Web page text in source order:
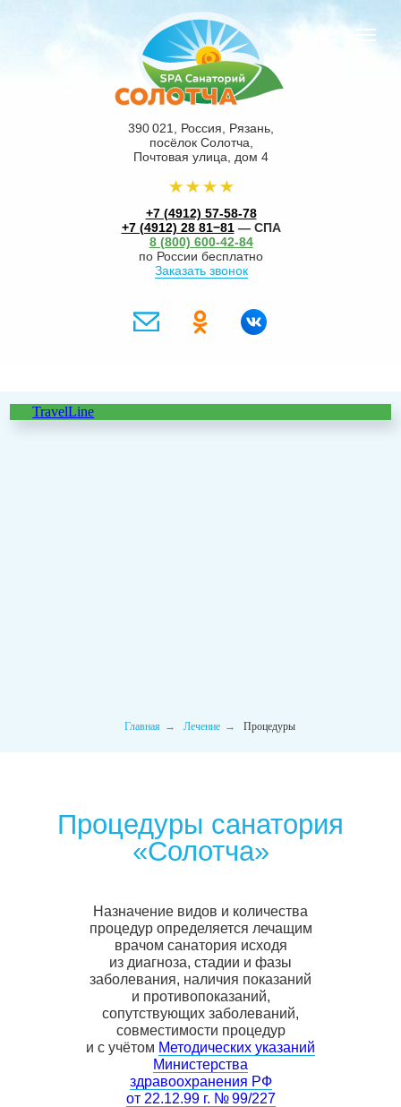
390 021, Россия, Рязань,
посёлок Солотча,
Почтовая улица, дом 4
+7 (4912) 57-58-78
+7 (4912) 28 81−81— СПА
8 (800) 600-42-84
по России бесплатно
Заказать звонок
TravelLine
Главная → Лечение → Процедуры
Назначение видов и количества
процедур определяется лечащим
врачом санатория исходя
из диагноза, стадии и фазы
заболевания, наличия показаний
и противопоказаний,
сопутствующих заболеваний,
совместимости процедур
и с учётом Методических указаний
Министерства
здравоохранения РФ
от 22.12.99 г. № 99/227